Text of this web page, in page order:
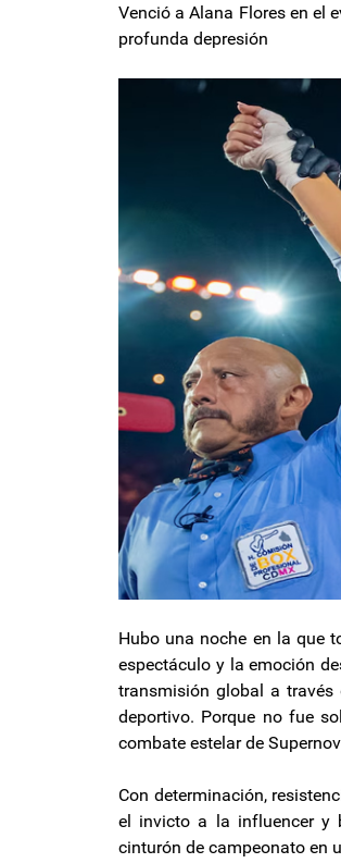
Venció a Alana Flores en el
profunda depresión
Hubo una noche en la que
espectáculo y la emoción
transmisión global a través
deportivo. Porque no fue
combate estelar de
Con determinación,
el invicto a la influencer y
cinturón de campeonato en